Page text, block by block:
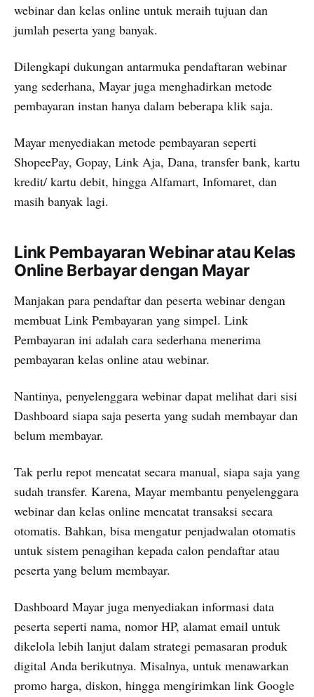
webinar dan kelas online untuk meraih tujuan dan
jumlah peserta yang banyak.
Dilengkapi dukungan antarmuka pendaftaran webinar
yang sederhana, Mayar juga menghadirkan metode
pembayaran instan hanya dalam beberapa klik saja.
Mayar menyediakan metode pembayaran seperti
ShopeePay, Gopay, Link Aja, Dana, transfer bank, kartu
kredit/ kartu debit, hingga Alfamart, Infomaret, dan
masih banyak lagi.
Link Pembayaran Webinar atau Kelas
Online Berbayar dengan Mayar
Manjakan para pendaftar dan peserta webinar dengan
membuat Link Pembayaran yang simpel. Link
Pembayaran ini adalah cara sederhana menerima
pembayaran kelas online atau webinar.
Nantinya, penyelenggara webinar dapat melihat dari sisi
Dashboard siapa saja peserta yang sudah membayar dan
belum membayar.
Tak perlu repot mencatat secara manual, siapa saja yang
sudah transfer. Karena, Mayar membantu penyelenggara
webinar dan kelas online mencatat transaksi secara
otomatis. Bahkan, bisa mengatur penjadwalan otomatis
untuk sistem penagihan kepada calon pendaftar atau
peserta yang belum membayar.
Dashboard Mayar juga menyediakan informasi data
peserta seperti nama, nomor HP, alamat email untuk
dikelola lebih lanjut dalam strategi pemasaran produk
digital Anda berikutnya. Misalnya, untuk menawarkan
promo harga, diskon, hingga mengirimkan link Google